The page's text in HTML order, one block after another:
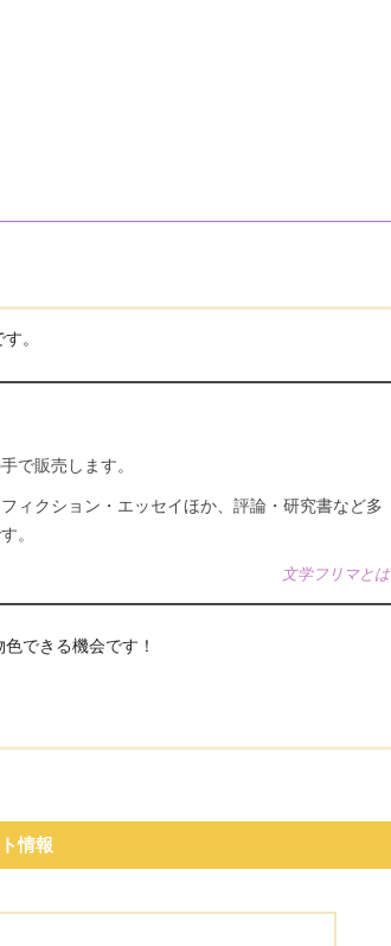
す。
で販売します。
ィクション・エッセイほか、評論・研究書など多
。
文学フリマとは
できる機会です！
情報